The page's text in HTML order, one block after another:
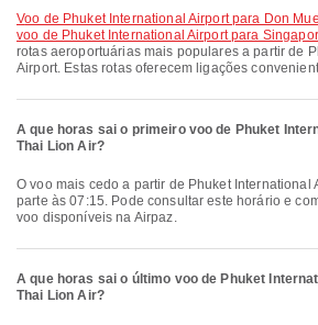
voo de Phuket International Airport para Don
voo de Phuket International Airport para
rotas aeroportuárias mais populares a partir de
Airport. Estas rotas oferecem ligações
A que horas sai o primeiro voo de Phuket
Thai Lion Air?
O voo mais cedo a partir de Phuket International Airport com a Thai Lion Air
parte às 07:15. Pode consultar este horário e
voo disponíveis na Airpaz.
A que horas sai o último voo de Phuket
Thai Lion Air?